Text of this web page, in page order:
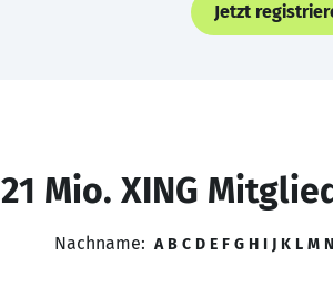
Jetzt
21 Mio. XING
Nachname: A B C D E F G H I J K L M N